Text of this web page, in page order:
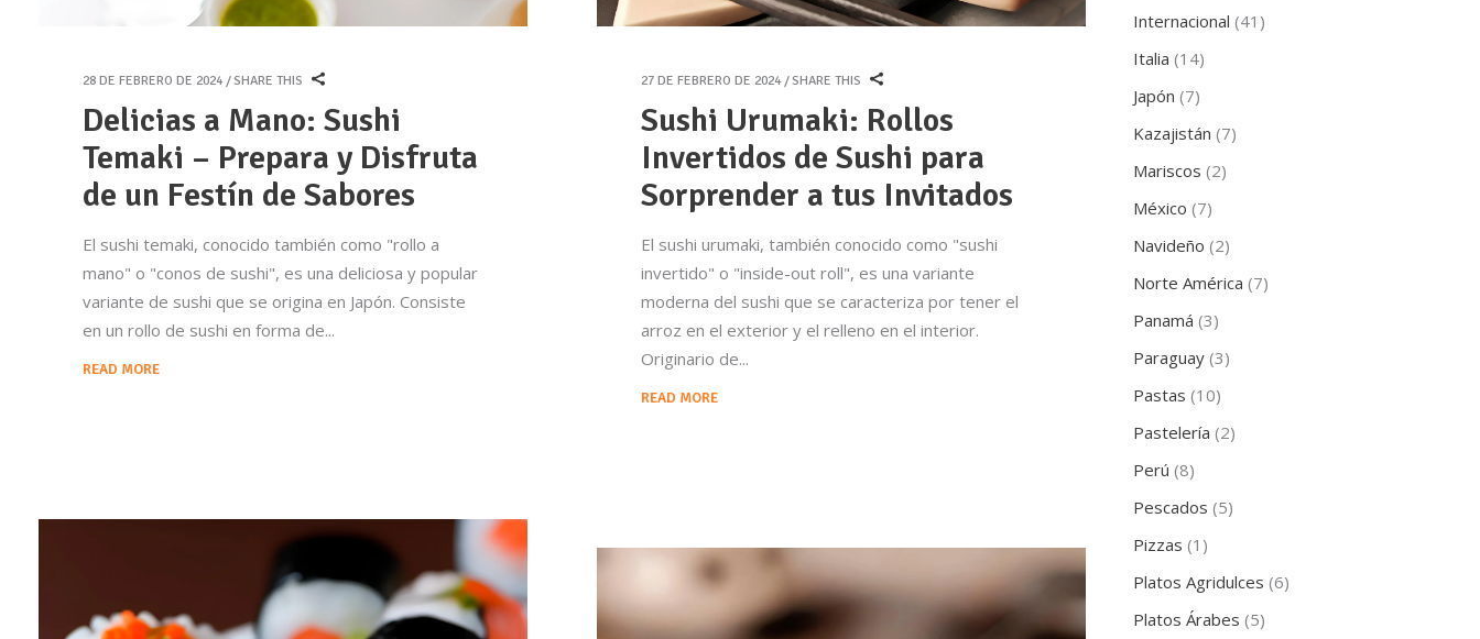
28 DE FEBRERO DE 2024 SHARE THIS
Delicias a Mano: Sushi
Temaki – Prepara y Disfruta
de un Festín de Sabores
El sushi temaki, conocido también como "rollo a
mano" o "conos de sushi", es una deliciosa y popular
variante de sushi que se origina en Japón. Consiste
en un rollo de sushi en forma de
READ MORE
27 DE FEBRERO DE 2024 SHARE THIS
Sushi Urumaki: Rollos
Invertidos de Sushi para
Sorprender a tus Invitados
El sushi urumaki, también conocido como "sushi
invertido" o "inside-out roll", es una variante
moderna del sushi que se caracteriza por tener el
arroz en el exterior y el relleno en el interior.
Originario de
READ MORE
Internacional (41)
Italia (14)
Japón (7)
Kazajistán (7)
Mariscos (2)
México (7)
Navideño (2)
Norte América (7)
Panamá (3)
Paraguay (3)
Pastas (10)
Pastelería (2)
Perú (8)
Pescados (5)
Pizzas (1)
Platos Agridulces (6)
Platos Árabes (5)